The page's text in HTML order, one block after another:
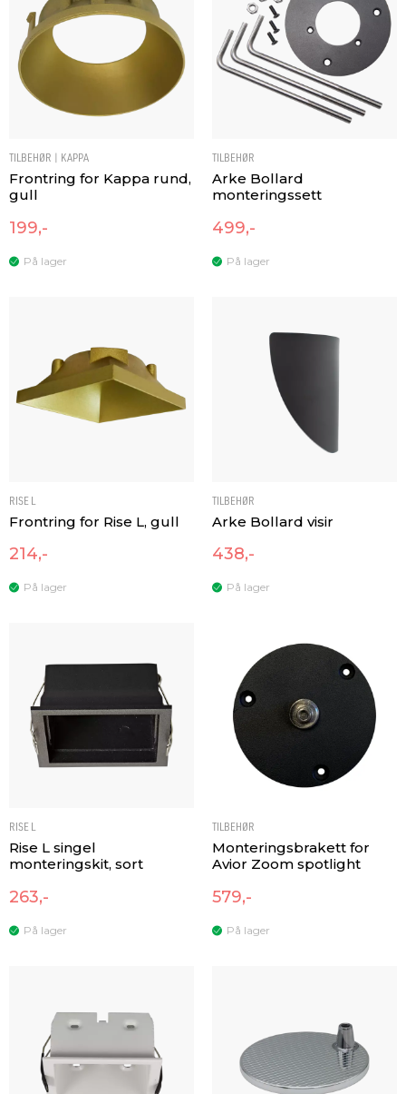
TILBEHØR | KAPPA
Frontring for Kappa rund,
gull
199,-
På lager
TILBEHØR
Arke Bollard
monteringssett
499,-
På lager
RISE L
Frontring for Rise L, gull
214,-
På lager
TILBEHØR
Arke Bollard visir
438,-
På lager
RISE L
Rise L singel
monteringskit, sort
263,-
På lager
TILBEHØR
Monteringsbrakett for
Avior Zoom spotlight
579,-
På lager